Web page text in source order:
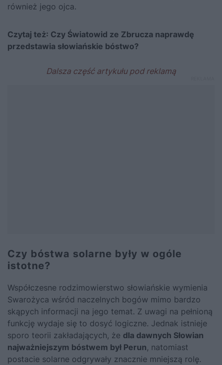
również jego ojca.
Czytaj też: Czy Światowid ze Zbrucza naprawdę
przedstawia słowiańskie bóstwo?
Czy bóstwa solarne były w ogóle
istotne?
Współczesne rodzimowierstwo słowiańskie wymienia
Swarożyca wśród naczelnych bogów mimo bardzo
skąpych informacji na jego temat. Z uwagi na pełnioną
funkcję wydaje się to dosyć logiczne. Jednak istnieje
sporo teorii zakładających, że dla dawnych Słowian
najważniejszym bóstwem był Perun, natomiast
postacie solarne odgrywały znacznie mniejszą rolę.